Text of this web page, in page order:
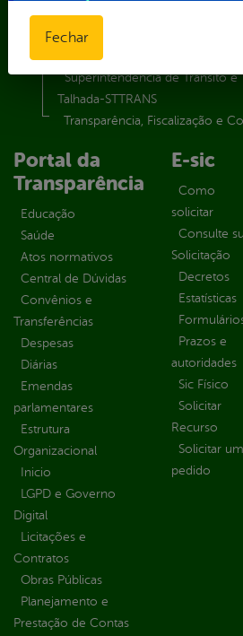
Secretaria Municipal de
Secretaria Municipal de Saúde –
Secretaria Municipal de
Superintendência de Trânsito e
Talhada-STTRANS
Transparência, Fiscalização e
Portal da
Transparência
Educação
Saúde
Atos normativos
Central de Dúvidas
Convênios e
Transferências
Despesas
Diárias
Emendas
parlamentares
Estrutura
Organizacional
Inicio
LGPD e Governo
Digital
Licitações e
Contratos
Obras Públicas
Planejamento e
Prestação de Contas
E-sic
Como
solicitar
Consulte
Solicitação
Decretos
Estatísticas
Prazos e
autoridades
Sic Físico
Solicitar
Recurso
Solicitar um
pedido
Fechar